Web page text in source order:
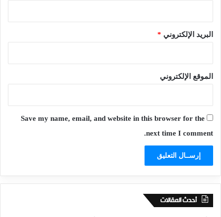
البريد الإلكتروني *
الموقع الإلكتروني
Save my name, email, and website in this browser for the
next time I comment.
أحدث المقالات